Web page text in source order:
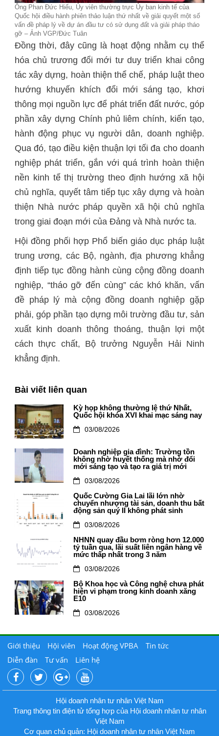
Ông Phan Đức Hiếu, Ủy viên thường trực Ủy ban kinh tế của
Quốc hội điều hành phiên thảo luận thứ nhất về giải quyết một số
vấn đề pháp lý về dự án đầu tư có sử dụng đất và giải pháp tháo
gỡ – Ảnh VGP/Đức Tuân
Đồng thời, đây cũng là hoạt động nhằm cụ thể
hóa chủ trương đổi mới tư duy triển khai công
tác xây dựng, hoàn thiện thể chế, pháp luật theo
hướng khuyến khích đổi mới sáng tạo, khơi
thông mọi nguồn lực để phát triển đất nước, góp
phần xây dựng Chính phủ liêm chính, kiến tạo,
hành động phục vụ người dân, doanh nghiệp.
Qua đó, tạo điều kiện thuận lợi tối đa cho doanh
nghiệp phát triển, gắn với quá trình hoàn thiện
nền kinh tế thị trường theo định hướng xã hội
chủ nghĩa, quyết tâm tiếp tục xây dựng và hoàn
thiện Nhà nước pháp quyền xã hội chủ nghĩa
trong giai đoạn mới của Đảng và Nhà nước ta.
Hội đồng phối hợp Phổ biến giáo dục pháp luật
trung ương, các Bộ, ngành, địa phương khẳng
định tiếp tục đồng hành cùng cộng đồng doanh
nghiệp, “tháo gỡ đến cùng” các khó khăn, vấn
đề pháp lý mà cộng đồng doanh nghiệp gặp
phải, góp phần tạo dựng môi trường đầu tư, sản
xuất kinh doanh thông thoáng, thuận lợi một
cách thực chất, Bộ trưởng Nguyễn Hải Ninh
khẳng định.
Bài viết liên quan
Kỳ họp không thường lệ thứ Nhất,
Quốc hội khóa XVI khai mạc sáng nay
03/08/2026
Doanh nghiệp gia đình: Trường tồn
không nhờ huyết thống mà nhờ đổi
mới sáng tạo và tạo ra giá trị mới
03/08/2026
Quốc Cường Gia Lai lãi lớn nhờ
chuyển nhượng tài sản, doanh thu bất
động sản quý II không phát sinh
03/08/2026
NHNN quay đầu bơm ròng hơn 12.000
tỷ tuần qua, lãi suất liên ngân hàng về
mức thấp nhất trong 3 năm
03/08/2026
Bộ Khoa học và Công nghệ chưa phát
hiện vi phạm trong kinh doanh xăng
E10
03/08/2026
Giới thiệu Hội viên Hoạt động VPBA
Tin tức
Diễn đàn
Tư vấn Liên hệ
Hội doanh nhân tư nhân Việt Nam
Trang thông tin điện tử tổng hợp của Hội doanh nhân tư nhân
Việt Nam
Cơ quan chủ quản: Hội doanh nhân tư nhân Việt Nam